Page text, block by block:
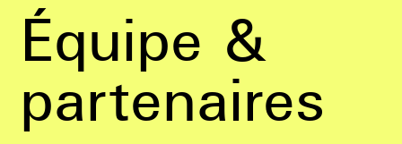
Équipe &
partenaires